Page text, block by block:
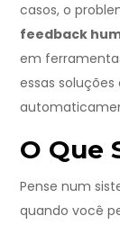
casos, o
feedback
em
essas
O Que
Pense num
quando você